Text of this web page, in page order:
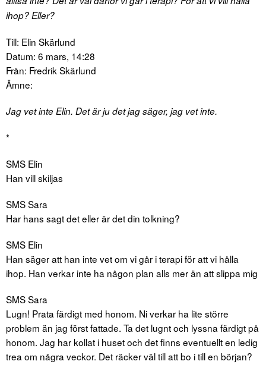
ihop? Eller?
Till: Elin Skärlund
Datum: 6 mars, 14:28
Från: Fredrik Skärlund
Ämne:
Jag vet inte Elin. Det är ju det jag säger, jag vet inte.
*
SMS Elin
Han vill skiljas
SMS Sara
Har hans sagt det eller är det din tolkning?
SMS Elin
Han säger att han inte vet om vi går i terapi för att vi hålla
ihop. Han verkar inte ha någon plan alls mer än att slippa mig
SMS Sara
Lugn! Prata färdigt med honom. Ni verkar ha lite större
problem än jag först fattade. Ta det lugnt och lyssna färdigt på
honom. Jag har kollat i huset och det finns eventuellt en ledig
trea om några veckor. Det räcker väl till att bo i till en början?